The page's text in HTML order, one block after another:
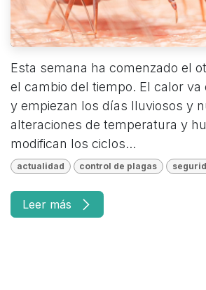
Esta semana ha comenzado el
el cambio del tiempo. El calor va
y empiezan los días lluviosos y
alteraciones de temperatura y
modifican los ciclos...
actualidad control de plagas
Leer más